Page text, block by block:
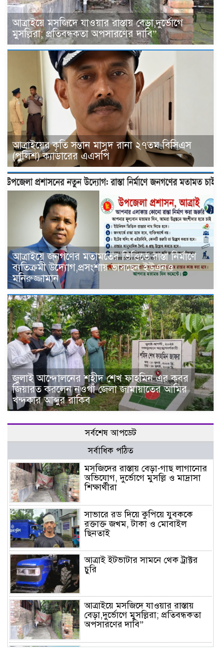
আত্রাইয়ে মসজিদে যাওয়ার রাস্তায় বেড়া,দুর্ভোগে
মুসল্লিরা; প্রতিবন্ধকতা অপসারণের দাবি”
আত্রাইয়ের কৃতি সন্তান মাসুদ রানা ২৭তম বিসিএস
(পুলিশ) ক্যাডারের এএসপি
আত্রাইয়ে জনগণের মতামতের ভিত্তিতে রাস্তা নির্মাণে
ব্যতিক্রমী উদ্যোগ,প্রসংশায় ভাসছেন ইউএনও
মনিরুজ্জামান
জুলাই আন্দোলনের শহীদ শেখ ফাহমিন এর কবর
জিয়ারত করলেন নওগাঁ জেলা জামায়াতের আমির
খন্দকার আব্দুর রাকিব
সর্বশেষ আপডেট
সর্বাধিক পঠিত
মসজিদের রাস্তায় বেড়া-গাছ লাগানোর
অভিযোগ, দুর্ভোগে মুসল্লি ও মাদ্রাসা
শিক্ষার্থীরা
সাভারে রড দিয়ে কুপিয়ে যুবককে
রক্তাক্ত জখম, টাকা ও মোবাইল
ছিনতাই
আত্রাই ইটভাটার সামনে থেক ট্রাক্টর
চুরি
আত্রাইয়ে মসজিদে যাওয়ার রাস্তায়
বেড়া,দুর্ভোগে মুসল্লিরা; প্রতিবন্ধকতা
অপসারণের দাবি”